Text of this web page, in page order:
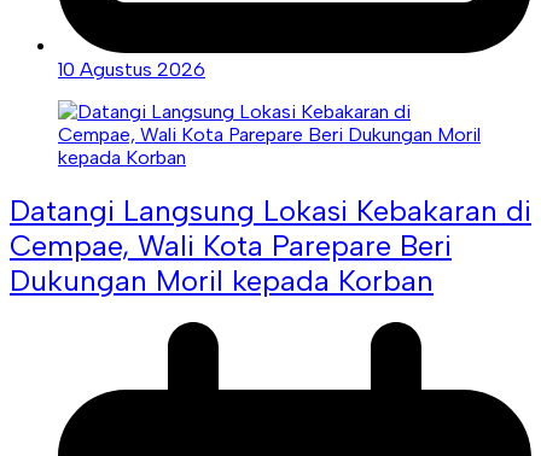
10 Agustus 2026
Datangi Langsung Lokasi Kebakaran di
Cempae, Wali Kota Parepare Beri
Dukungan Moril kepada Korban